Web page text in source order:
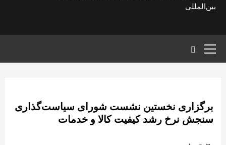
بين‌المللی
برگزاری نخستین نشست شورای سیاست‌گذاری
سنجش نرخ رشد کیفیت کالا و خدمات